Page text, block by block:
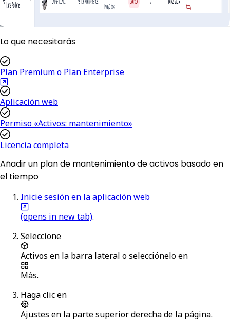
Lo que necesitarás
Plan Premium o Plan Enterprise
Aplicación web
Permiso «Activos: mantenimiento»
Licencia completa
Añadir un plan de mantenimiento de activos basado en
el tiempo
Inicie sesión en la aplicación web
(opens in new tab).
Seleccione
Activos en la barra lateral o selecciónelo en
Más.
Haga clic en
Ajustes en la parte superior derecha de la página.